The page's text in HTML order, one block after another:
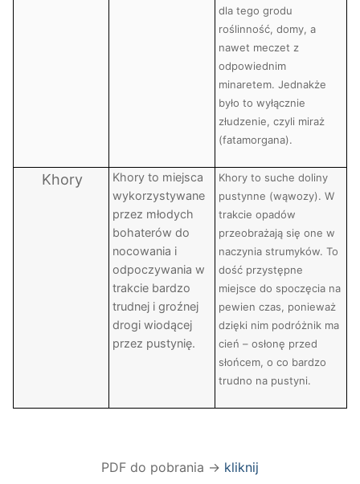
dla tego grodu
roślinność, domy, a
nawet meczet z
odpowiednim
minaretem. Jednakże
było to wyłącznie
złudzenie, czyli miraż
(fatamorgana).
Khory
Khory to miejsca
wykorzystywane
przez młodych
bohaterów do
nocowania i
odpoczywania w
trakcie bardzo
trudnej i groźnej
drogi wiodącej
przez pustynię.
Khory to suche doliny
pustynne (wąwozy). W
trakcie opadów
przeobrażają się one w
naczynia strumyków. To
dość przystępne
miejsce do spoczęcia na
pewien czas, ponieważ
dzięki nim podróżnik ma
cień – osłonę przed
słońcem, o co bardzo
trudno na pustyni.
PDF do pobrania → kliknij